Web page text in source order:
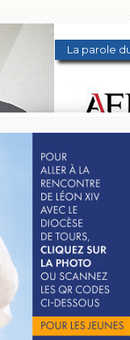
La parole